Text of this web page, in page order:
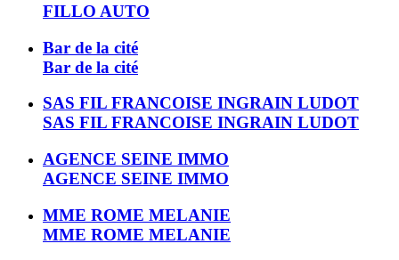
FILLO AUTO
Bar de la cité
Bar de la cité
SAS FIL FRANCOISE INGRAIN LUDOT
SAS FIL FRANCOISE INGRAIN LUDOT
AGENCE SEINE IMMO
AGENCE SEINE IMMO
MME ROME MELANIE
MME ROME MELANIE